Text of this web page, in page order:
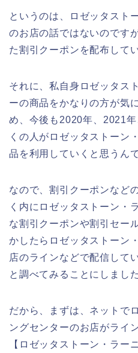
というのは、ロゼッタスト
のお店の話ではないのです
た割引クーポンを配布して
それに、私自身ロゼッタス
ーの商品をかなりの方が気
め、今後も2020年、2021
くの人がロゼッタストーン
品を利用していくと思うん
なので、割引クーポンなど
く内にロゼッタストーン・
な割引クーポンや割引セー
かしたらロゼッタストーン
店のラインなどで配信して
と調べてみることにしました
だから、まずは、ネットで
ングセンターのお店がライ
【ロゼッタストーン・ラー